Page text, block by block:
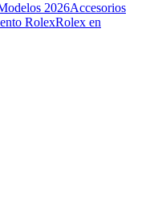
2026Accesorios
RolexRolex en